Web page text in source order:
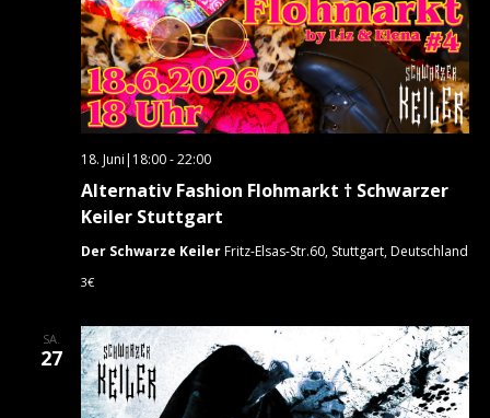
Alternativ Fashion Flohmarkt † Schwarzer
Keiler Stuttgart
18. Juni|18:00-22:00
Der Schwarze KeilerFritz-Elsas-Str.60, Stuttgart, Deutschland
3€
SA.
27